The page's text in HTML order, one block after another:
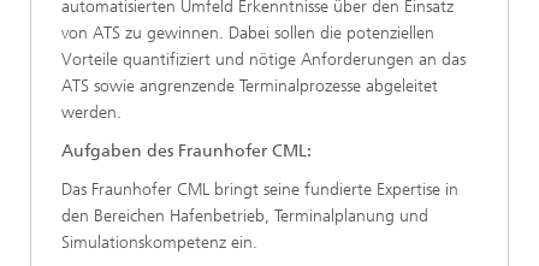
automatisierten Umfeld Erkenntnisse über den Einsatz
von ATS zu gewinnen. Dabei sollen die potenziellen
Vorteile quantifiziert und nötige Anforderungen an das
ATS sowie angrenzende Terminalprozesse abgeleitet
werden.
Aufgaben des Fraunhofer CML:
Das Fraunhofer CML bringt seine fundierte Expertise in
den Bereichen Hafenbetrieb, Terminalplanung und
Simulationskompetenz ein.